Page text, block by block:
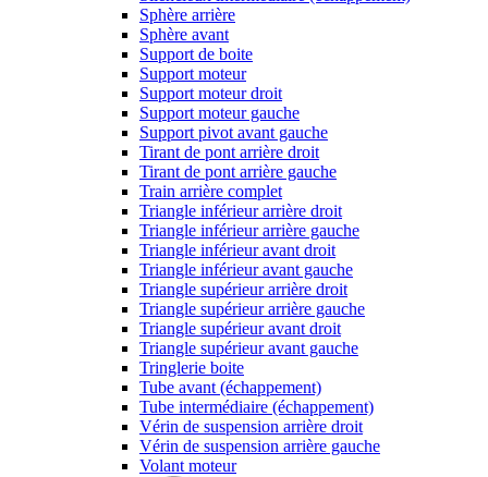
Sphère arrière
Sphère avant
Support de boite
Support moteur
Support moteur droit
Support moteur gauche
Support pivot avant gauche
Tirant de pont arrière droit
Tirant de pont arrière gauche
Train arrière complet
Triangle inférieur arrière droit
Triangle inférieur arrière gauche
Triangle inférieur avant droit
Triangle inférieur avant gauche
Triangle supérieur arrière droit
Triangle supérieur arrière gauche
Triangle supérieur avant droit
Triangle supérieur avant gauche
Tringlerie boite
Tube avant (échappement)
Tube intermédiaire (échappement)
Vérin de suspension arrière droit
Vérin de suspension arrière gauche
Volant moteur